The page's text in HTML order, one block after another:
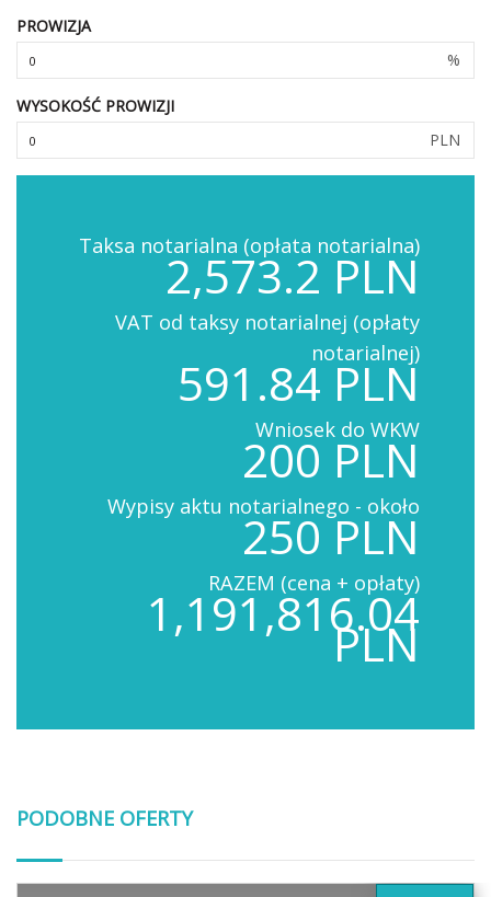
PROWIZJA
%
WYSOKOŚĆ PROWIZJI
PLN
Taksa notarialna (opłata notarialna)
2,573.2 PLN
VAT od taksy notarialnej (opłaty
notarialnej)
591.84 PLN
Wniosek do WKW
200 PLN
Wypisy aktu notarialnego - około
250 PLN
RAZEM (cena + opłaty)
1,191,816.04
PLN
PODOBNE OFERTY